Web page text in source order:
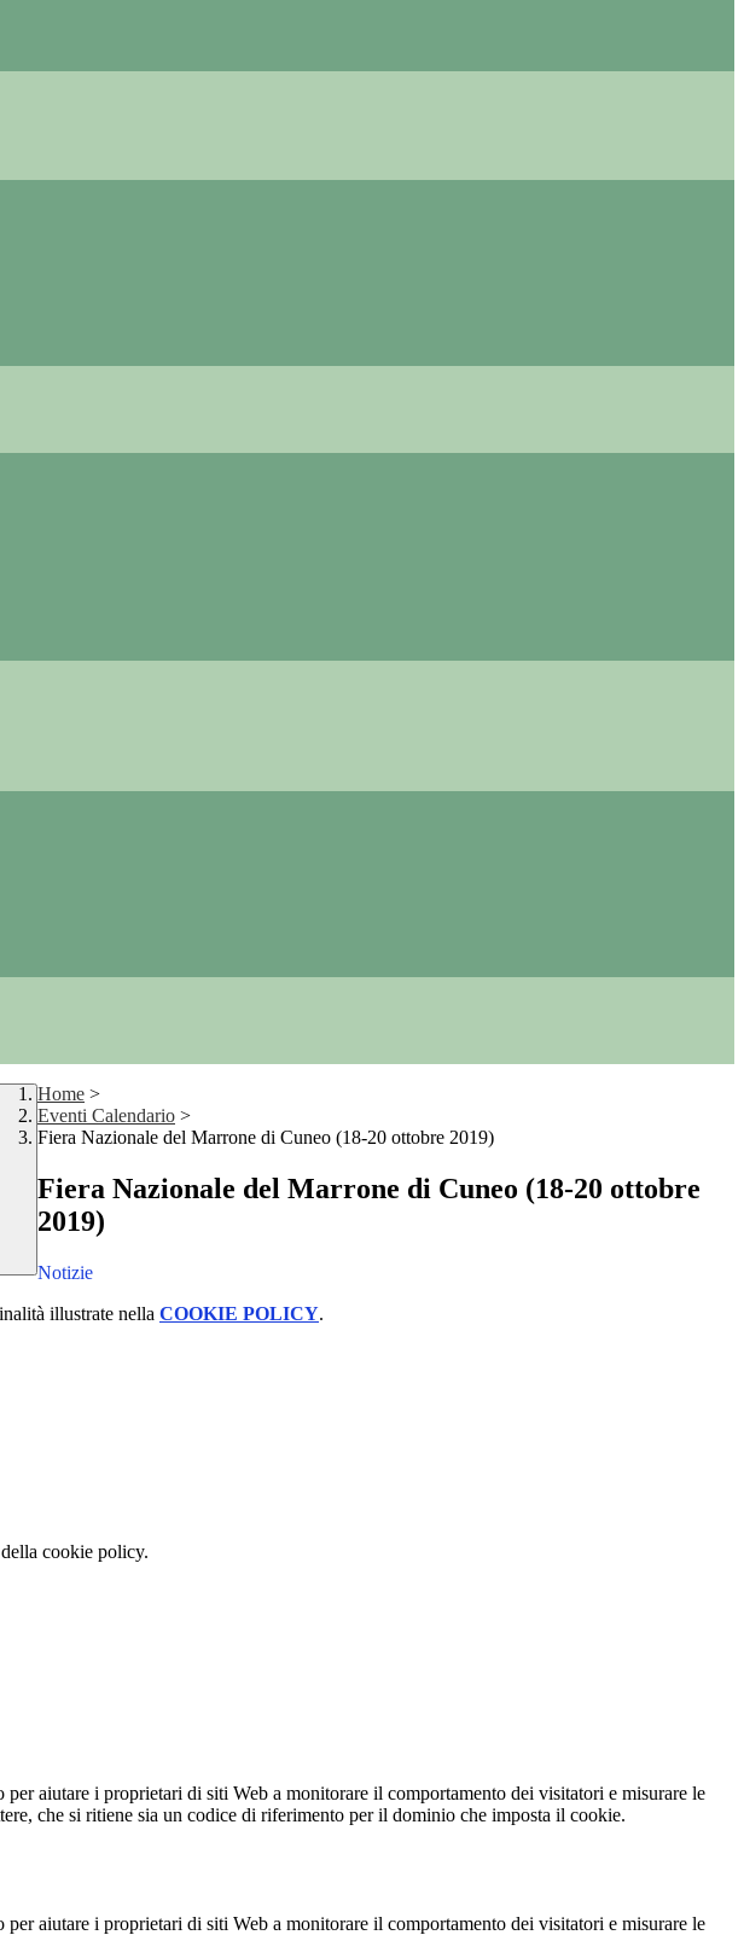
Home >
Eventi Calendario >
Fiera Nazionale del Marrone di Cuneo (18-20 ottobre 2019)
Fiera Nazionale del Marrone di Cuneo (18-20 ottobre
2019)
Notizie
illustrate nella COOKIE POLICY.
cookie policy.
aiutare i proprietari di siti Web a monitorare il comportamento dei visitatori e misurare le
che si ritiene sia un codice di riferimento per il dominio che imposta il cookie.
aiutare i proprietari di siti Web a monitorare il comportamento dei visitatori e misurare le